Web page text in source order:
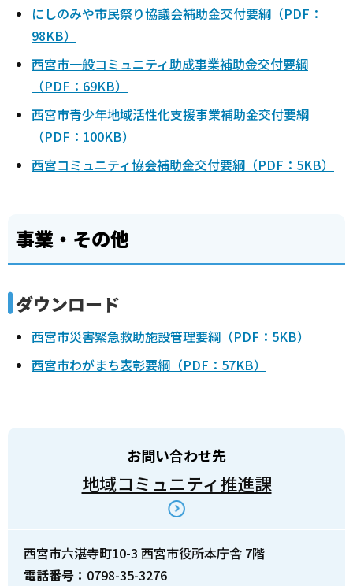
にしのみや市民祭り協議会補助金交付要綱（PDF：
98KB）
西宮市一般コミュニティ助成事業補助金交付要綱
（PDF：69KB）
西宮市青少年地域活性化支援事業補助金交付要綱
（PDF：100KB）
西宮コミュニティ協会補助金交付要綱（PDF：5KB）
事業・その他
ダウンロード
西宮市災害緊急救助施設管理要綱（PDF：5KB）
西宮市わがまち表彰要綱（PDF：57KB）
お問い合わせ先
地域コミュニティ推進課
西宮市六湛寺町10-3 西宮市役所本庁舎 7階
電話番号： 0798-35-3276